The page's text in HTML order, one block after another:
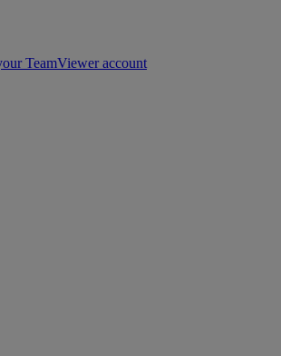
TeamViewer account